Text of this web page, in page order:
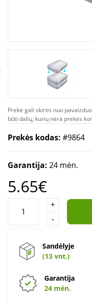
Prekė gali skirtis nuo
būti dalių, kurių nėra prekės
Prekės kodas: #9864
Garantija: 24 mėn.
5.65€
+
-
Sandėlyje
(13 vnt.)
Garantija
24 mėn.